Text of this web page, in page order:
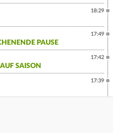
18:29
PAUSE
17:49
SAISON
17:42
17:39